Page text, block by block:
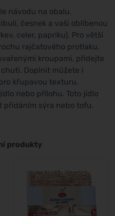
návodu na obalu.
česnek a vaši oblíbenou
celer, papriku). Pro větší
rajčatového protlaku.
kroupami, přidejte
Doplnit můžete i
křupavou texturu.
nebo přílohu. Toto jídlo
přidáním sýra nebo tofu.
produkty